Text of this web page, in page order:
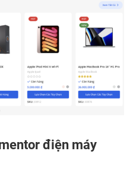
điện máy